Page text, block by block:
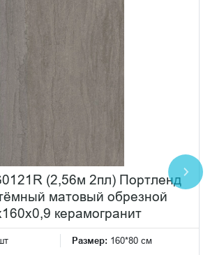
(2,56м 2пл) Портленд
матовый обрезной
керамогранит
Размер: 160*80 см